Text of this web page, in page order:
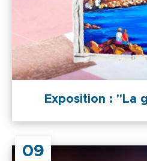
Exposition : "La
09